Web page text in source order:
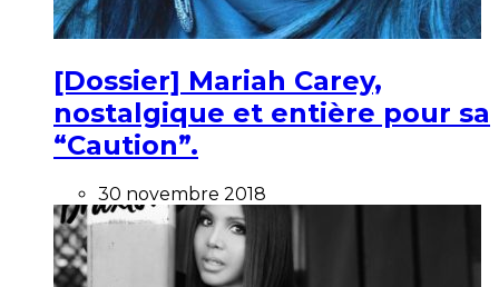
[Dossier] Mariah Carey,
nostalgique et entière pour sa
“Caution”.
30 novembre 2018